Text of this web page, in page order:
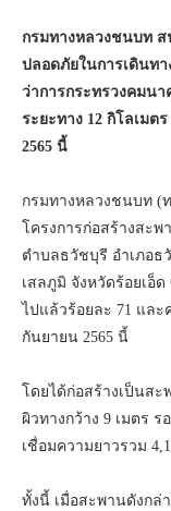
กรมทางหลวงชนบท
ปลอดภัยในการเดินท
ว่าการกระทรวงคมน
ระยะทาง 12 กิโลเมต
2565 นี้
กรมทางหลวงชนบท (
โครงการก่อสร้างสะ
ตำบลธวัชบุรี อำเภอธ
เสลภูมิ จังหวัดร้อยเอ็
ไปแล้วร้อยละ 71 แล
กันยายน 2565 นี้
โดยได้ก่อสร้างเป็นสะ
ผิวทางกว้าง 9 เมตร
เชื่อมความยาวรวม
ทั้งนี้ เมื่อสะพานดังกล่